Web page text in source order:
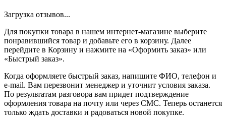
Загрузка отзывов...
Для покупки товара в нашем интернет-магазине выберите
понравившийся товар и добавьте его в корзину. Далее
перейдите в Корзину и нажмите на «Оформить заказ» или
«Быстрый заказ».
Когда оформляете быстрый заказ, напишите ФИО, телефон и
e-mail. Вам перезвонит менеджер и уточнит условия заказа.
По результатам разговора вам придет подтверждение
оформления товара на почту или через СМС. Теперь останется
только ждать доставки и радоваться новой покупке.